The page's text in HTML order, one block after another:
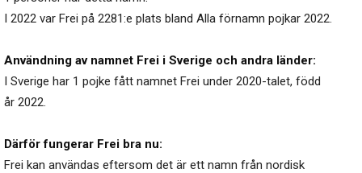
I 2022 var Frei på 2281:e plats bland Alla förnamn pojkar 2022.
Användning av namnet Frei i Sverige och andra länder:
I Sverige har 1 pojke fått namnet Frei under 2020-talet, född
år 2022.
Därför fungerar Frei bra nu:
Frei kan användas eftersom det är ett namn från nordisk